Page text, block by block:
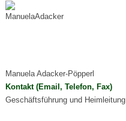
Manuela Adacker-Pöpperl
Kontakt (Email, Telefon, Fax)
Geschäftsführung und Heimleitung